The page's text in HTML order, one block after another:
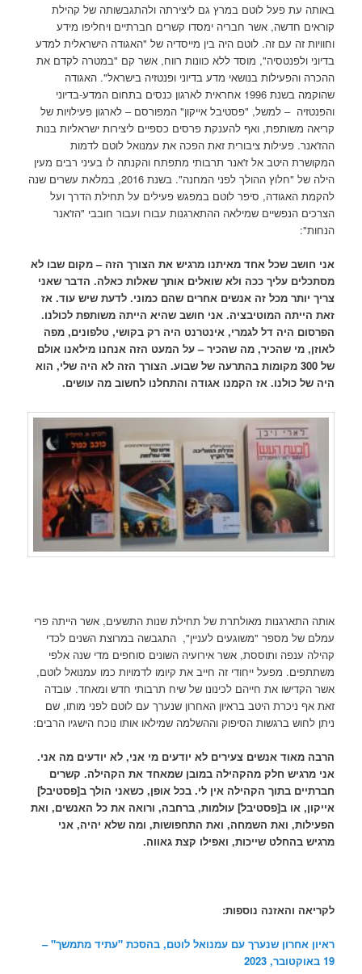
באותה עת פעל לוטם במרץ גם ליצירתה ולהתגבשותה של קהילת
קוראים חדשה, אשר חבריה ימסדו קשרים חברתיים ויחליפו מידע
וחוויות זה עם זה. לוטם היה בין מייסדיה של "האגודה הישראלית למדע
בדיוני ולפנטסיה", מוסד ללא כוונות רווח, אשר קם "במטרה לקדם את
ההכרה והפעילות בנושאי מדע בדיוני ופנטזיה בישראל". האגודה
שהוקמה בשנת 1996 אחראית לארגון כנסים בתחום המדע-בדיוני
והפנטזיה – למשל, "פסטיבל אייקון" המפורסם – לארגון פעילויות של
קריאה משותפת, ואף להענקת פרסים כספיים ליצירות ישראליות בנות
ההז'אנר. פעילות ציבורית זאת הפכה את עמנואל לוטם לדמות
המקושרת היטב אל ז'אנר תרבותי מתפתח והקנתה לו בעיני רבים מעין
הילה של "חלוץ ההולך לפני המחנה". בשנת 2016, במלאת עשרים שנה
להקמת האגודה, סיפר לוטם במפגש פעילים על תחילת הדרך ועל
הצרכים הנפשיים שמילאה ההתארגנות עבורו ועבור חובבי "הז'אנר
הנחות":
אני חושב שכל אחד מאיתנו מרגיש את הצורך הזה – מקום שבו לא
מסתכלים עליך ככה ולא שואלים אותך שאלות כאלה. הדבר שאני
צריך יותר מכל זה אנשים אחרים שהם כמוני. לדעת שיש עוד. אז
זאת הייתה המוטיבציה. אני חושב שהיא הייתה משותפת לכולנו.
הפרסום היה דל לגמרי, אינטרנט היה רק בקושי, טלפונים, מפה
לאוזן, מי שהכיר, מה שהכיר – על המעט הזה אנחנו מילאנו אולם
של 300 מקומות בהתרעה של שבוע. הצורך הזה לא היה שלי, הוא
היה של כולנו. אז הקמנו אגודה והתחלנו לחשוב מה עושים.
אותה התארגנות מאולתרת של תחילת שנות התשעים, אשר הייתה פרי
עמלם של מספר "משוגעים לעניין", התגבשה במרוצת השנים לכדי
קהילה ענפה ותוססת, אשר אירועיה השונים סוחפים מדי שנה אלפי
משתתפים. מפעל ייחודי זה חייב את קיומו לדמויות כמו עמנואל לוטם,
אשר הקדישו את חייהם לכינונו של שיח תרבותי חדש ומאחד. עובדה
זאת אף ניכרת היטב בראיון האחרון שנערך עם לוטם לפני מותו, שם
ניתן לחוש ברגשות הסיפוק וההשלמה שמילאו אותו נוכח הישגיו הרבים:
הרבה מאוד אנשים צעירים לא יודעים מי אני, לא יודעים מה אני.
אני מרגיש חלק מהקהילה במובן שמאחד את הקהילה. קשרים
חברתיים בתוך הקהילה אין לי. בכל אופן, כשאני הולך ב[פסטיבל]
אייקון, או ב[פסטיבל] עולמות, ברחבה, ורואה את כל האנשים, ואת
הפעילות, ואת השמחה, ואת התחפושות, ומה שלא יהיה, אני
מרגיש בהחלט שייכות, ואפילו קצת גאווה.
לקריאה והאזנה נוספות:
ראיון אחרון שנערך עם עמנואל לוטם, בהסכת "עתיד מתמשך" –
19 באוקטובר, 2023